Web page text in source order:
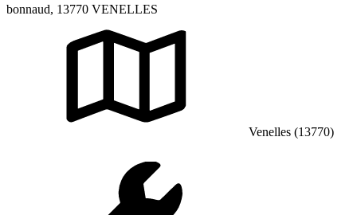
bonnaud, 13770 VENELLES
Venelles (13770)